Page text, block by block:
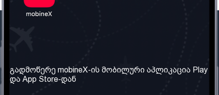
ჩვენ შესახებ
ჩვენი სერვისები
წესები და პირობები
გადმოწერე mobineX-ის მობილური აპლიკაცია Play
და App Store-დან